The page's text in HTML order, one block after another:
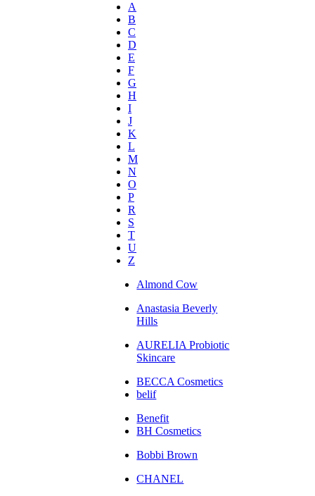
A
B
C
D
E
F
G
H
I
J
K
L
M
N
O
P
R
S
T
U
Z
Almond Cow
Anastasia Beverly
Hills
AURELIA Probiotic
Skincare
BECCA Cosmetics
belif
Benefit
BH Cosmetics
Bobbi Brown
CHANEL